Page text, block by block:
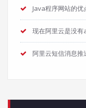
Java程序网站的
现在阿里云是没有
阿里云短信消息推